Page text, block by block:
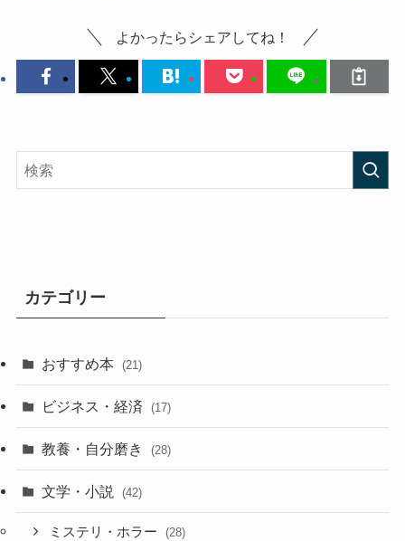
よかったらシェアしてね！
カテゴリー
おすすめ本 (21)
ビジネス・経済 (17)
教養・自分磨き (28)
文学・小説 (42)
ミステリ・ホラー (28)